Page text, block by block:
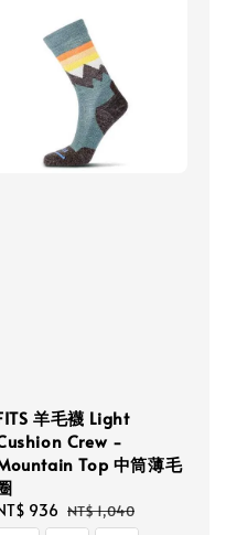
羊毛襪 Light
Crew -
Top 中筒薄毛
936 Regular
NT$ 1,040